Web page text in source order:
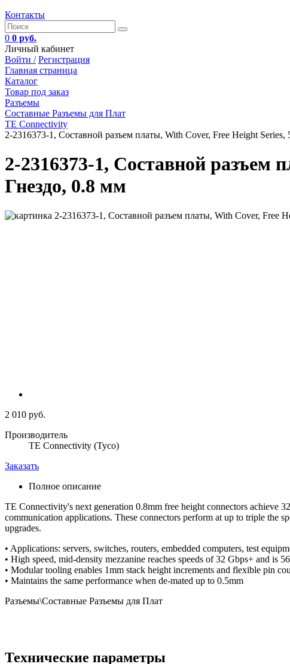
Контакты
0 0 руб.
Личный кабинет
Войти / Регистрация
Главная страница
Каталог
Товар под заказ
Разъемы
Составные Разъемы для Плат
TE Connectivity
2-2316373-1, Составной разъем платы, With Cover, Free Height Series,
2-2316373-1, Составной разъем
Гнездо, 0.8 мм
2 010 руб.
Производитель
TE Connectivity (Tyco)
Заказать
Полное описание
TE Connectivity's next generation 0.8mm free height connectors achieve
communication applications. These connectors perform at up to triple the
upgrades.
• Applications: servers, switches, routers, embedded computers, test
• High speed, mid-density mezzanine reaches speeds of 32 Gbps+ and is
• Modular tooling enables 1mm stack height increments and flexible pin
• Maintains the same performance when de-mated up to 0.5mm
Разъемы\Составные Разъемы для Плат
Технические параметры